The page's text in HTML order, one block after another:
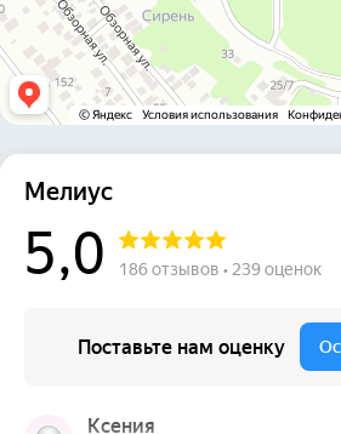
ИНН: 6168119857
Услуги
Имплантация зубов
Протезирование зубов
Чистка зубов
Виниры
Брекеты